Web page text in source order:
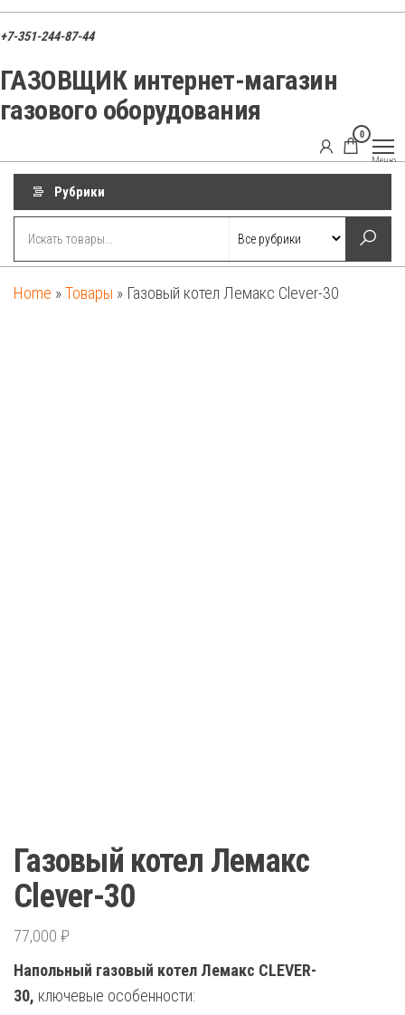
Перейти
к+7-351-244-87-44
ГАЗОВЩИК интернет-магазин
газового оборудования
оборудование
отопления
0
Меню
Рубрики
Home »Товары » Газовый котел Лемакс Clever-30
Газовый котел Лемакс
Clever-30
77,000 ₽
Напольный газовый котел Лемакс CLEVER-
30, ключевые особенности: